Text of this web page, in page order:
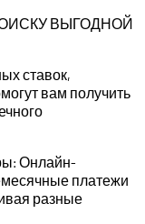
ВЫГОДНОЙ
ставок,
вам получить
Онлайн-
платежи
разные